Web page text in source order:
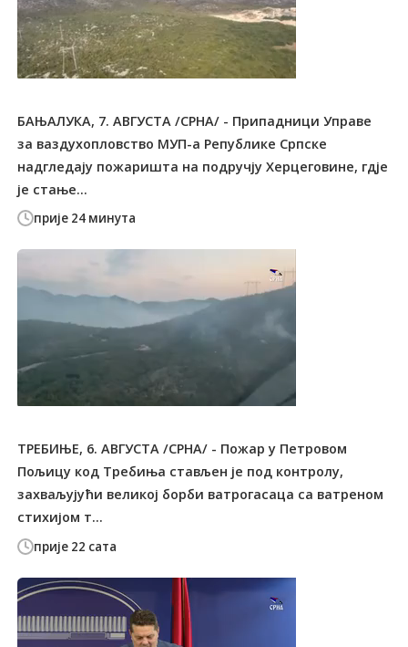
прије 24 минута
БАЊАЛУКА, 7. АВГУСТА /СРНА/ - Припадници Управе
за ваздухопловство МУП-а Републике Српске
надгледају пожаришта на подручју Херцеговине, гдје
је стање...
прије 22 сата
ТРЕБИЊЕ, 6. АВГУСТА /СРНА/ - Пожар у Петровом
Пољицу код Tребиња стављен је под контролу,
захваљујући великој борби ватрогасаца са ватреном
стихијом т...